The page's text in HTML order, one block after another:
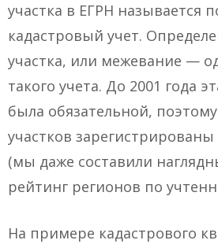
участка в ЕГРН называется
кадастровый учет.
участка, или межевание —
такого учета. До 2001 года
была обязательной,
участков
(мы даже составили
рейтинг регионов по
На примере кадастрового